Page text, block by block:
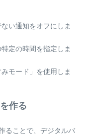
い通知をオフにしま
定の時間を指定しま
モード」を使用しま
作る
ることで、デジタルバ